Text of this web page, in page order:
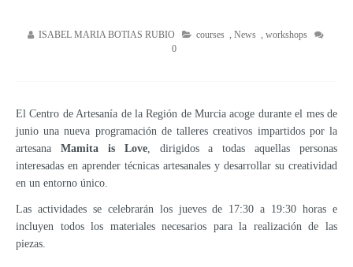
ISABEL MARIA BOTIAS RUBIO courses News
workshops
0
El Centro de Artesanía de la Región de Murcia acoge durante el mes de
junio una nueva programación de talleres creativos impartidos por la
artesana Mamita is Love, dirigidos a todas aquellas personas
interesadas en aprender técnicas artesanales y desarrollar su creatividad
en un entorno único.
Las actividades se celebrarán los jueves de 17:30 a 19:30 horas e
incluyen todos los materiales necesarios para la realización de las
piezas.